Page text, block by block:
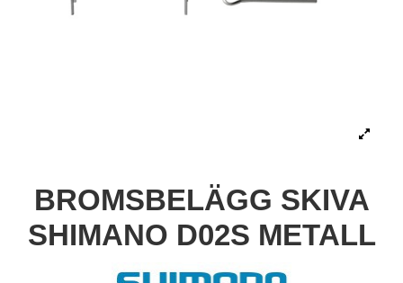
BROMSBELÄGG SKIVA
SHIMANO D02S METALL